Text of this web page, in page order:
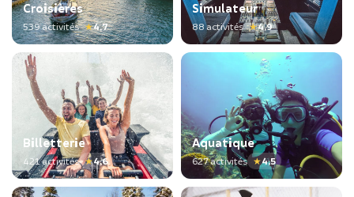
Croisières
539 activités ★4,7
Simulateur
88 activités ★4,9
Billetterie
421 activités ★4,6
Aquatique
627 activités ★4,5